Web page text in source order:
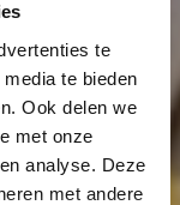
te
te bieden
Ook delen we
met onze
analyse. Deze
met andere